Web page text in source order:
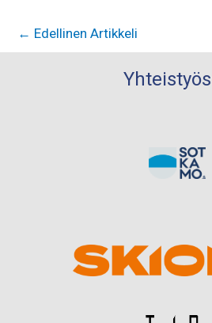
← Edellinen Artikkeli